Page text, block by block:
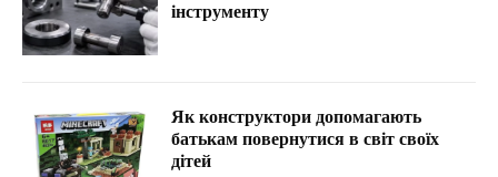
інструменту
Як конструктори допомагають
батькам повернутися в світ своїх
дітей